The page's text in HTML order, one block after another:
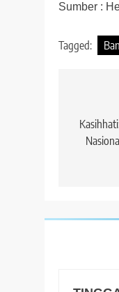
Sumber :
Tagged:
pos